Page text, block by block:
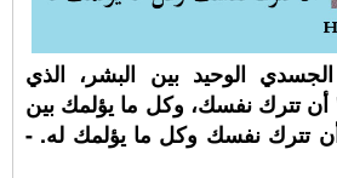
الوحيد بين البشر، الذي
تترك نفسك، وكل ما يؤلمك بين
تترك نفسك وكل ما يؤلمك له. -